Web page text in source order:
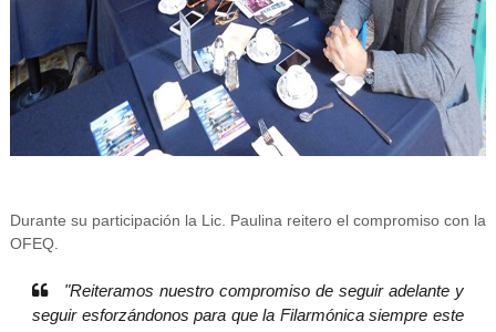
Durante su participación la Lic. Paulina reitero el compromiso con la
OFEQ.
"Reiteramos nuestro compromiso de seguir adelante y
seguir esforzándonos para que la Filarmónica siempre este